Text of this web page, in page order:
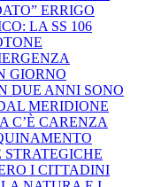
ERRIGO
LA SS 106
GIORNO
DUE ANNI SONO
MERIDIONE
C’È CARENZA
I CITTADINI